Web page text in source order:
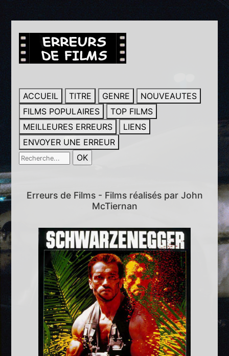
ACCUEIL TITRE GENRE
NOUVEAUTES
FILMS POPULAIRES
TOP FILMS
MEILLEURES ERREURS
LIENS
ENVOYER UNE ERREUR
Erreurs de Films - Films réalisés par John
McTiernan